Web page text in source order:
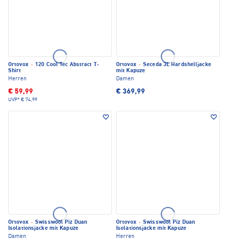
Ortovox · 120 Cool Tec Abstract T-
Shirt
Herren
€ 59,99
UVP* € 74,99
Ortovox · Seceda 3L Hardshelljacke
mit Kapuze
Damen
€ 369,99
Ortovox · Swisswool Piz Duan
Isolationsjacke mit Kapuze
Damen
Ortovox · Swisswool Piz Duan
Isolationsjacke mit Kapuze
Herren